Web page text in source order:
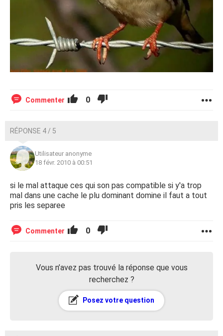
Commenter 0
RÉPONSE 4 / 5
Utilisateur anonyme
18 févr. 2010 à 00:51
si le mal attaque ces qui son pas compatible si y'a trop
mal dans une cache le plu dominant domine il faut a tout
pris les separee
Commenter 0
Vous n’avez pas trouvé la réponse que vous
recherchez ?
Posez votre question